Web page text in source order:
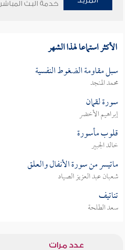
خدمة البث المباشر
الأكثر استماعا لهذا الشهر
سبل مقاومة الضغوط النفسية
محمد المنجد
سورة لقمان
إبراهيم الأخضر
قلوب مأسورة
خالد الجبير
ماتيسر من سورة الأنفال والعلق
شعبان عبد العزيز الصياد
تناتيف
سعد الطلحة
عدد مرات